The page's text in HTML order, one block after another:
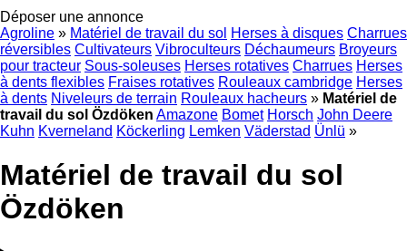
Déposer une annonce
Agroline » Matériel de travail du sol Herses à disques Charrues
réversibles Cultivateurs Vibroculteurs Déchaumeurs Broyeurs
pour tracteur Sous-soleuses Herses rotatives Charrues Herses
à dents flexibles Fraises rotatives Rouleaux cambridge Herses
à dents Niveleurs de terrain Rouleaux hacheurs » Matériel de
travail du sol Özdöken Amazone Bomet Horsch John Deere
Kuhn Kverneland Köckerling Lemken Väderstad Ünlü »
Matériel de travail du sol
Özdöken